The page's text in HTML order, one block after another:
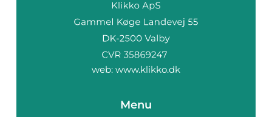
web: www.klikko.dk
Menu